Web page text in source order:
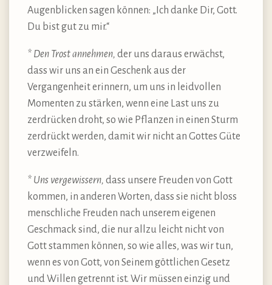
Augenblicken sagen können: „Ich danke Dir, Gott.
Du bist gut zu mir.“
* Den Trost annehmen, der uns daraus erwächst,
dass wir uns an ein Geschenk aus der
Vergangenheit erinnern, um uns in leidvollen
Momenten zu stärken, wenn eine Last uns zu
zerdrücken droht, so wie Pflanzen in einen Sturm
zerdrückt werden, damit wir nicht an Gottes Güte
verzweifeln.
* Uns vergewissern, dass unsere Freuden von Gott
kommen, in anderen Worten, dass sie nicht bloss
menschliche Freuden nach unserem eigenen
Geschmack sind, die nur allzu leicht nicht von
Gott stammen können, so wie alles, was wir tun,
wenn es von Gott, von Seinem göttlichen Gesetz
und Willen getrennt ist. Wir müssen einzig und